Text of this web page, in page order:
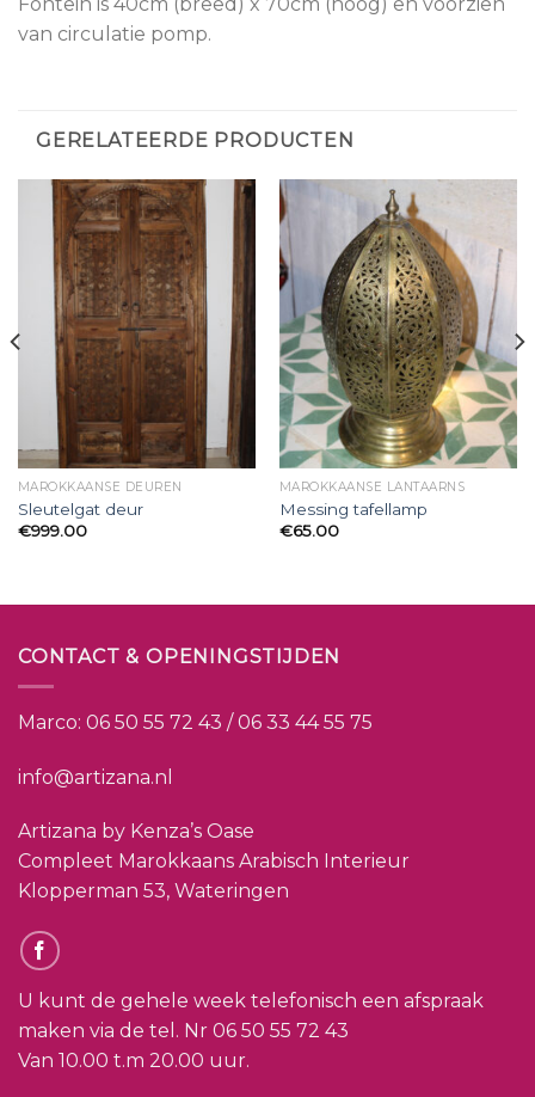
van circulatie pomp.
GERELATEERDE PRODUCTEN
MAROKKAANSE DEUREN
Sleutelgat deur
€999.00
MAROKKAANSE LANTAARNS
Messing tafellamp
€65.00
CONTACT & OPENINGSTIJDEN
Marco: 06 50 55 72 43 / 06 33 44 55 75
info@artizana.nl
Artizana by Kenza’s Oase
Compleet Marokkaans Arabisch Interieur
Klopperman 53, Wateringen
U kunt de gehele week telefonisch een afspraak
maken via de tel. Nr 06 50 55 72 43
Van 10.00 t.m 20.00 uur.